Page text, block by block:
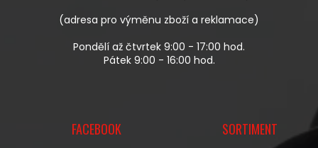
V
P
I
(adresa pro výměnu zboží a reklamace)
Pondělí až čtvrtek 9:00 - 17:00 hod.
Pátek 9:00 - 16:00 hod.
FACEBOOK SORTIMENT